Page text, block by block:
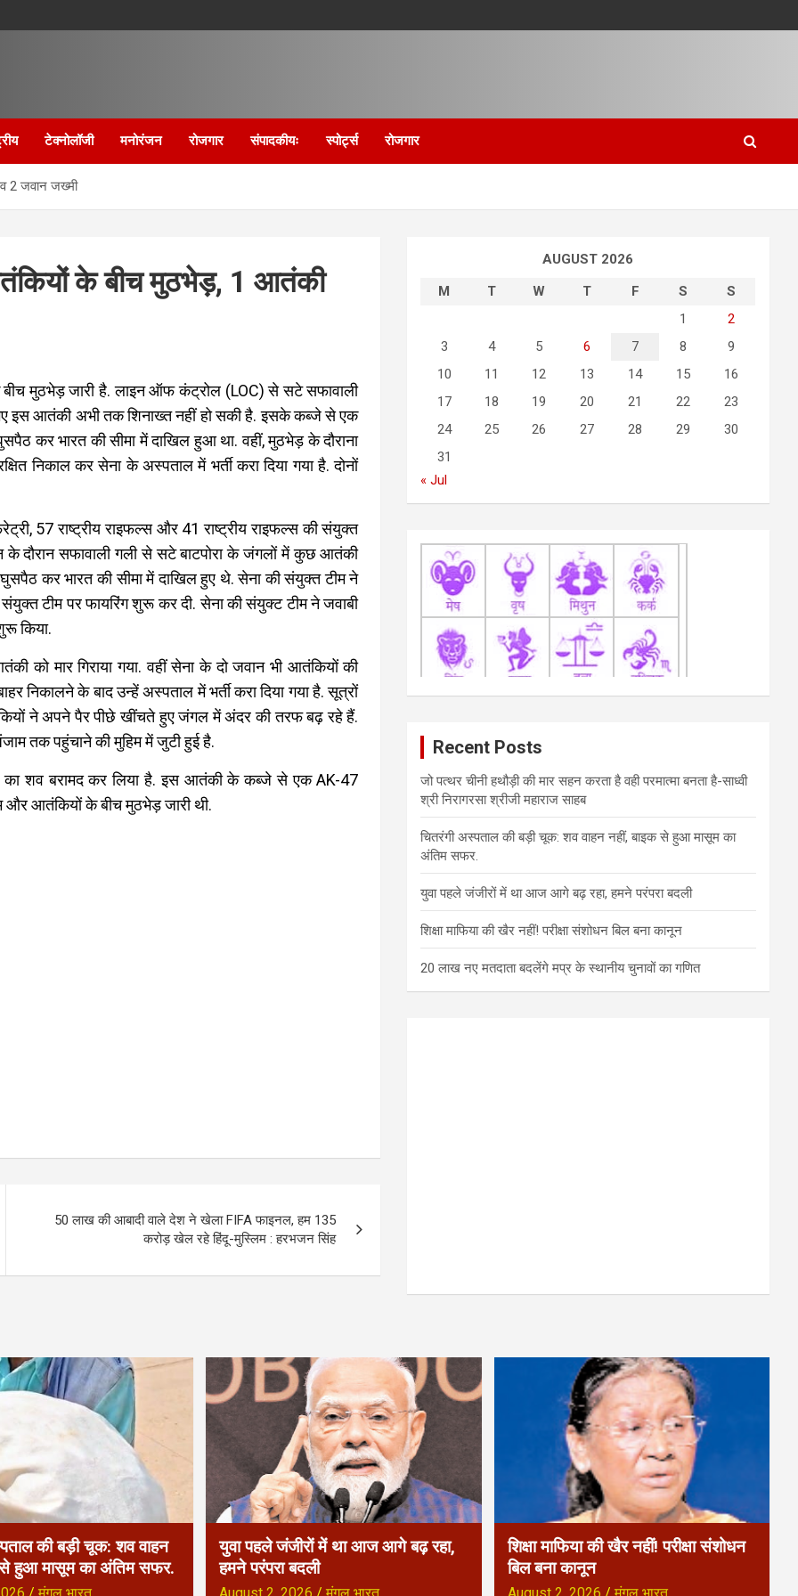
टेक्नोलॉजी मनोरंजन रोजगार संपादकीयः स्पोर्ट्स रोजगार
2 जवान जख्‍मी
के बीच मुठभेड़, 1 आतंकी
मुठभेड़ जारी है. लाइन ऑफ कंट्रोल (LOC) से सटे सफावाली
इस आतंकी अभी तक शिनाख्‍त नहीं हो सकी है. इसके कब्‍जे से एक
कर भारत की सीमा में दाखिल हुआ था. वहीं, मुठभेड़ के दौराना
निकाल कर सेना के अस्‍पताल में भर्ती करा दिया गया है. दोनों
57 राष्‍ट्रीय राइफल्‍स और 41 राष्‍ट्रीय राइफल्‍स की संयुक्‍त
दौरान सफावाली गली से सटे बाटपोरा के जंगलों में कुछ आतंकी
कर भारत की सीमा में दाखिल हुए थे. सेना की संयुक्‍त टीम ने
टीम पर फायरिंग शुरू कर दी. सेना की संयुक्‍ट टीम ने जवाबी
किया.
मार गिराया गया. वहीं सेना के दो जवान भी आतंकियों की
निकालने के बाद उन्‍हें अस्‍पताल में भर्ती करा दिया गया है. सूत्रों
ने अपने पैर पीछे खींचते हुए जंगल में अंदर की तरफ बढ़ रहे हैं.
तक पहुंचाने की मुहिम में जुटी हुई है.
का शव बरामद कर लिया है. इस आतंकी के कब्‍जे से एक AK-47
और आतंकियों के बीच मुठभेड़ जारी थी.
50 लाख की आबादी वाले देश ने खेला FIFA फाइनल, हम 135
करोड़ खेल रहे हिंदू-मुस्लिम : हरभजन सिंह
AUGUST 2026
M
T W T F S
S
1
2
3
4 5 6 7 8
9
10
11 12 13 14 15
16
17
18 19 20 21 22
23
24
25 26 27 28 29
30
31
« Jul
Recent Posts
जो पत्थर चीनी हथौड़ी की मार सहन करता है वही परमात्मा बनता है-साध्वी
श्री निरागरसा श्रीजी महाराज साहब
चितरंगी अस्पताल की बड़ी चूक: शव वाहन नहीं, बाइक से हुआ मासूम का
अंतिम सफर.
युवा पहले जंजीरों में था आज आगे बढ़ रहा, हमने परंपरा बदली
शिक्षा माफिया की खैर नहीं! परीक्षा संशोधन बिल बना कानून
20 लाख नए मतदाता बदलेंगे मप्र के स्थानीय चुनावों का गणित
की बड़ी चूक: शव वाहन
से हुआ मासूम का अंतिम सफर.
मंगल भारत
युवा पहले जंजीरों में था आज आगे बढ़ रहा,
हमने परंपरा बदली
August 2, 2026 मंगल भारत
शिक्षा माफिया की खैर नहीं! परीक्षा संशोधन
बिल बना कानून
August 2, 2026 मंगल भारत